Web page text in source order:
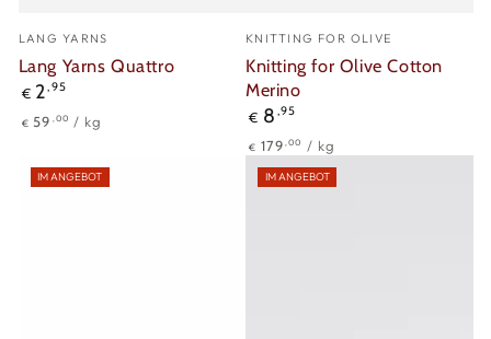
Verkäufer/in:
LANG YARNS
Lang Yarns Quattro
Regulärer
Preis
€ 2,95
Stückpreis
€ 59 ,00 / pro
kg
Verkäufer/in:
KNITTING FOR OLIVE
Knitting for Olive Cotton
Merino
Regulärer
Preis
€ 8 ,95
Stückpreis
€ 179 ,00 / pro
kg
IM ANGEBOT IM ANGEBOT